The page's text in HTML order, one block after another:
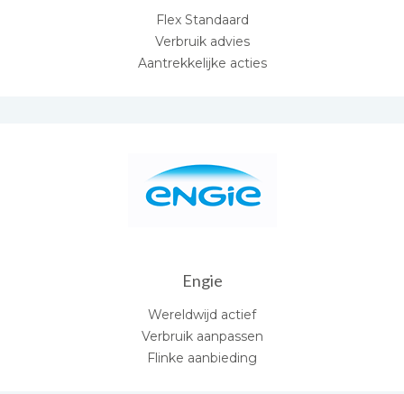
Flex Standaard
Verbruik advies
Aantrekkelijke acties
Engie
Wereldwijd actief
Verbruik aanpassen
Flinke aanbieding